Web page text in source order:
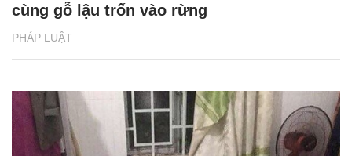
PHÁP LUẬT
cùng gỗ lậu trốn vào rừng